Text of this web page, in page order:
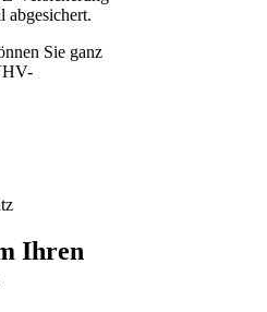
abgesichert.
Sie ganz
Ihren